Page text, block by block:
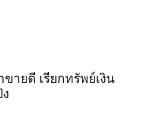
าย​ดี​ เรียก​ทรัพย์เงิน